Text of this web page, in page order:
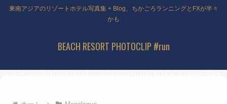
東南アジアのリゾートホテル写真集 + Blog、ちかごろランニングとFXが半々
かも
BEACH RESORT PHOTOCLIP #run